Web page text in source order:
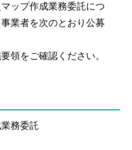
ップ作成業務委託につ
業者を次のとおり公募
領をご確認ください。
務委託